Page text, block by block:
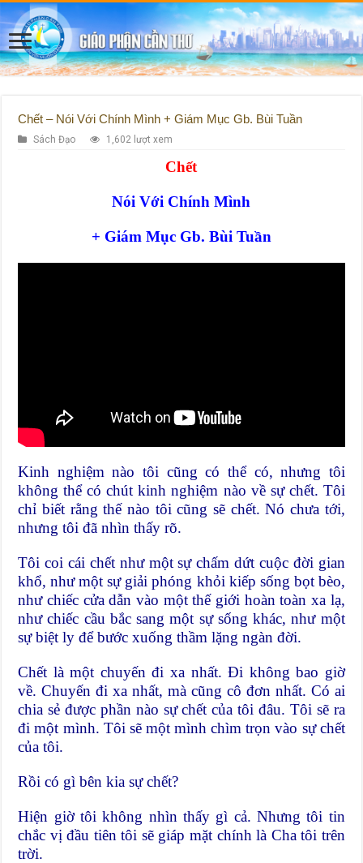
Chết – Nói Với Chính Mình + Giám Mục Gb. Bùi Tuần
Sách Đạo 1,602 lượt xem
Chết
Nói Với Chính Mình
+ Giám Mục Gb. Bùi Tuần
Kinh nghiệm nào tôi cũng có thể có, nhưng tôi
không thể có chút kinh nghiệm nào về sự chết. Tôi
chỉ biết rằng thế nào tôi cũng sẽ chết. Nó chưa tới,
nhưng tôi đã nhìn thấy rõ.
Tôi coi cái chết như một sự chấm dứt cuộc đời gian
khổ, như một sự giải phóng khỏi kiếp sống bọt bèo,
như chiếc cửa dẫn vào một thế giới hoàn toàn xa lạ,
như chiếc cầu bắc sang một sự sống khác, như một
sự biệt ly để bước xuống thầm lặng ngàn đời.
Chết là một chuyến đi xa nhất. Đi không bao giờ
về. Chuyến đi xa nhất, mà cũng cô đơn nhất. Có ai
chia sẻ được phần nào sự chết của tôi đâu. Tôi sẽ ra
đi một mình. Tôi sẽ một mình chìm trọn vào sự chết
của tôi.
Rồi có gì bên kia sự chết?
Hiện giờ tôi không nhìn thấy gì cả. Nhưng tôi tin
chắc vị đầu tiên tôi sẽ giáp mặt chính là Cha tôi trên
trời.